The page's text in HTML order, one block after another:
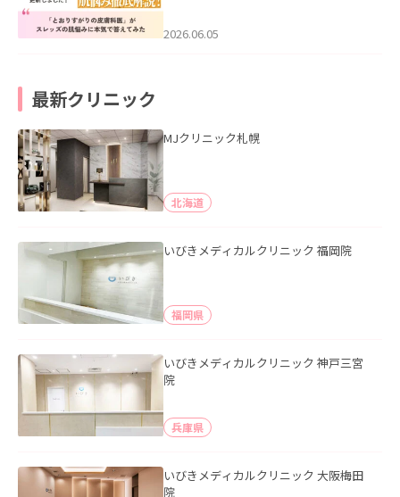
2026.06.05
最新クリニック
MJクリニック札幌
北海道
いびきメディカルクリニック 福岡院
福岡県
いびきメディカルクリニック 神戸三宮
院
兵庫県
いびきメディカルクリニック 大阪梅田
院